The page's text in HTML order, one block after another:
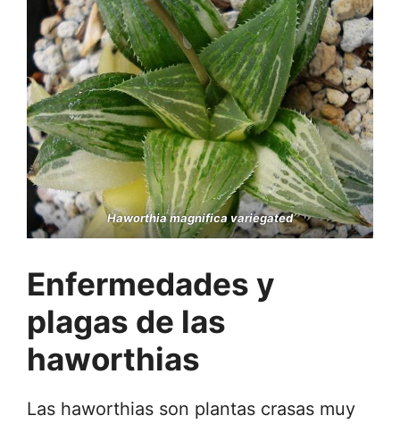
Haworthia magnifica variegated
Enfermedades y
plagas de las
haworthias
Las haworthias son plantas crasas muy